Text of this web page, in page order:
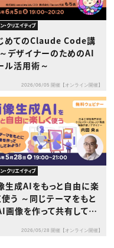
・クリエイティブ
めてのClaude Code講
デザイナーのためのAI
ル活用術～
2026/06/05 開催【オンライン開催】
・クリエイティブ
生成AIをもっと自由に楽
使う ～同じテーマをもと
画像を作って共有してみ
2026/05/28 開催【オンライン開催】